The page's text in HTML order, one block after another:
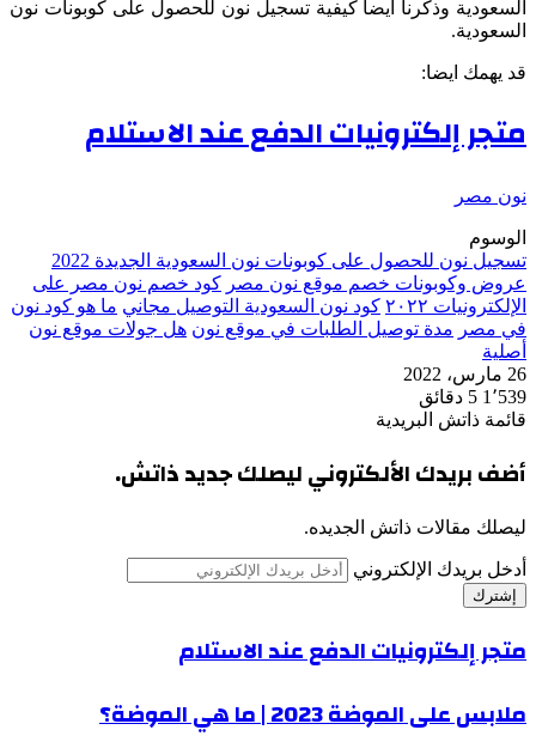
السعودية وذكرنا أيضا كيفية تسجيل نون للحصول على كوبونات نون
السعودية.
قد يهمك ايضا:
متجر إلكترونيات الدفع عند الاستلام
نون مصر
الوسوم
تسجيل نون للحصول على كوبونات نون السعودية الجديدة 2022
عروض وكوبونات خصم موقع نون مصر كود خصم نون مصر على
الإلكترونيات ٢٠٢٢
كود نون السعودية التوصيل مجاني ما هو كود نون
في مصر مدة توصيل الطلبات في موقع نون هل جولات موقع نون
أصلية
26 مارس، 2022
1٬539 5 دقائق
قائمة ذاتش البريدية
أضف بريدك الألكتروني ليصلك جديد ذاتش.
ليصلك مقالات ذاتش الجديده.
أدخل بريدك الإلكتروني
متجر إلكترونيات الدفع عند الاستلام
ملابس على الموضة 2023 | ما هي الموضة؟